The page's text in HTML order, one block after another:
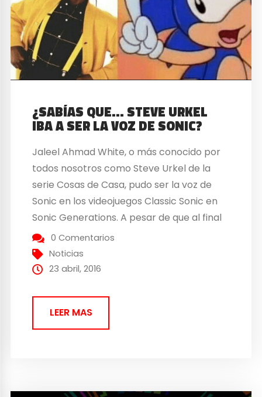
¿SABÍAS QUE… STEVE URKEL
IBA A SER LA VOZ DE SONIC?
Jaleel Ahmad White, o más conocido por
todos nosotros como Steve Urkel de la
serie Cosas de Casa, pudo ser la voz de
Sonic en los videojuegos Classic Sonic en
Sonic Generations. A pesar de que al final
no pudo serlo, todo esto viene porque el
actor ya había participado como actor de
doblaje en...
0 Comentarios
Noticias
23 abril, 2016
LEER MAS